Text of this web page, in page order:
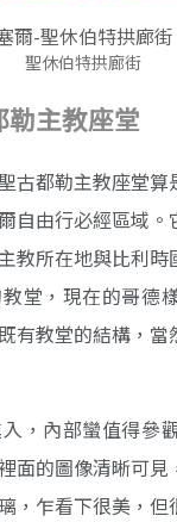
聖休伯特拱廊街
主教座堂
古都勒主教座堂算
自由行必經區域
教所在地與比利
堂，現在的哥德
有教堂的結構，
，內部蠻值得參
面的圖像清晰可見
，乍看下很美，